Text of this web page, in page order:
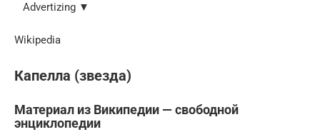
Advertizing ▼
Wikipedia
Капелла (звезда)
Материал из Википедии — свободной
энциклопедии